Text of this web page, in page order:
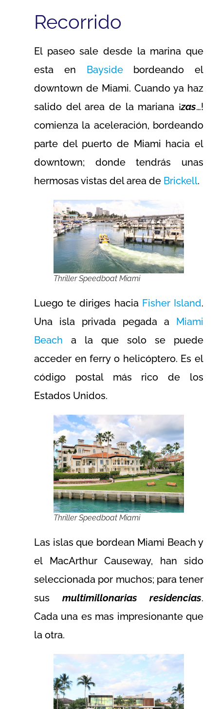
Recorrido
El paseo sale desde la marina que
esta en Baysidebordeando el
downtown de Miami. Cuando ya haz
salido del area de la mariana ¡zas…!
comienza la aceleración, bordeando
parte del puerto de Miami hacia el
downtown; donde tendrás unas
hermosas vistas del area de Brickell.
Thriller Speedboat Miami
Luego te diriges hacia Fisher Island.
Una isla privada pegada a Miami
Beach a la que solo se puede
acceder en ferry o helicóptero. Es el
código postal más rico de los
Estados Unidos.
Thriller Speedboat Miami
Las islas que bordean Miami Beach y
el MacArthur Causeway, han sido
seleccionada por muchos; para tener
sus multimillonarias residencias.
Cada una es mas impresionante que
la otra.